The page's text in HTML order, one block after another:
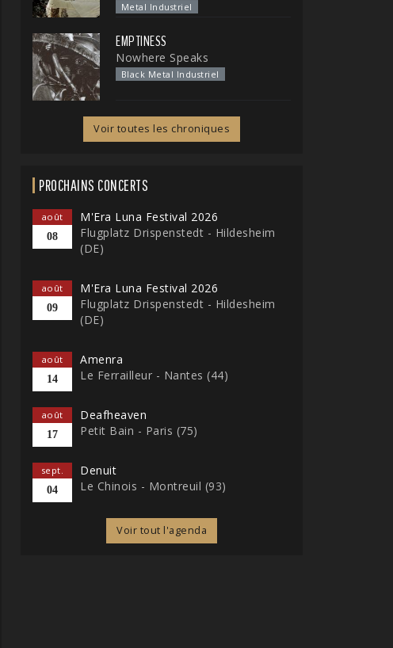
Metal Industriel
EMPTINESS
Nowhere Speaks
Black Metal Industriel
Voir toutes les chroniques
PROCHAINS CONCERTS
août
08
M'Era Luna Festival 2026
Flugplatz Drispenstedt - Hildesheim
(DE)
août
09
M'Era Luna Festival 2026
Flugplatz Drispenstedt - Hildesheim
(DE)
août
14
Amenra
Le Ferrailleur - Nantes (44)
août
17
Deafheaven
Petit Bain - Paris (75)
sept.
04
Denuit
Le Chinois - Montreuil (93)
Voir tout l'agenda